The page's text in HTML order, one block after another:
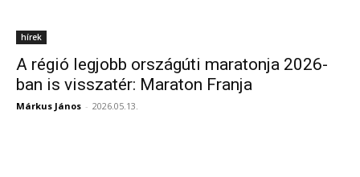
hírek
A régió legjobb országúti maratonja 2026-
ban is visszatér: Maraton Franja
Márkus János - 2026.05.13.